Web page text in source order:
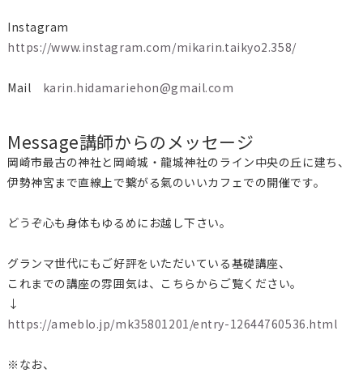
Instagram
https://www.instagram.com/mikarin.taikyo2.358/
Mail karin.hidamariehon@gmail.com
Message講師からのメッセージ
岡崎市最古の神社と岡崎城・龍城神社のライン中央の丘に建ち、
伊勢神宮まで直線上で繋がる氣のいいカフェでの開催です。
どうぞ心も身体もゆるめにお越し下さい。
グランマ世代にもご好評をいただいている基礎講座、
これまでの講座の雰囲気は、こちらからご覧ください。
↓
https://ameblo.jp/mk35801201/entry-12644760536.html
※なお、